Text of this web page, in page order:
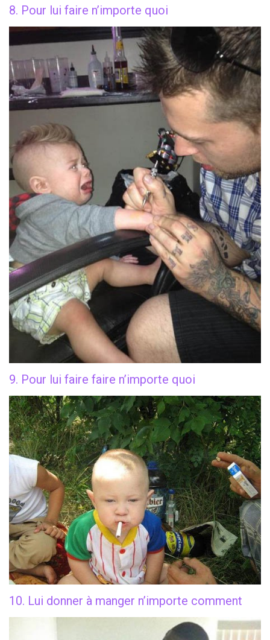
8. Pour lui faire n’importe quoi
9. Pour lui faire faire n’importe quoi
10. Lui donner à manger n’importe comment